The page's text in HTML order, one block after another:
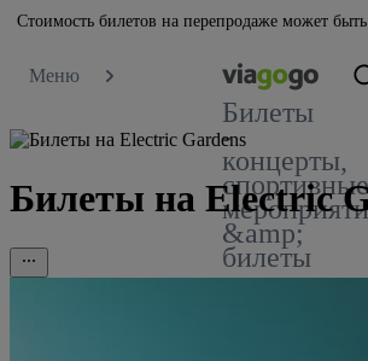
Стоимость билетов на перепродаже может
Меню
Билеты
-
концерты,
спортивные
&amp;
билеты
в театр
Билеты на Electric